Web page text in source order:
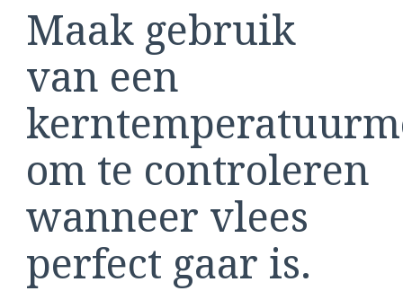
Maak gebruik
van een
om te controleren
wanneer vlees
perfect gaar is.